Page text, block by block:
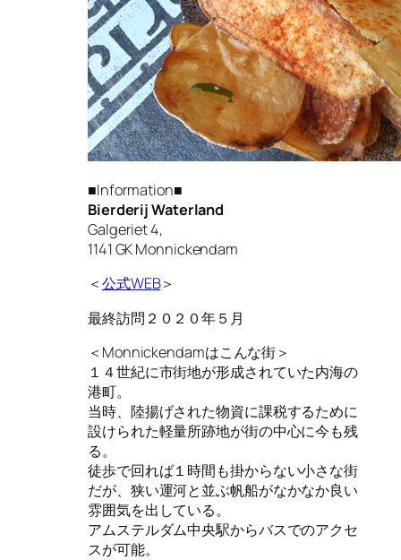
■Information■
Bierderij Waterland
Galgeriet 4,
1141 GK Monnickendam
＜公式WEB＞
最終訪問２０２０年５月
＜Monnickendamはこんな街＞
１４世紀に市街地が形成されていた内海の
港町。
当時、陸揚げされた物資に課税するために
設けられた軽量所跡地が街の中心に今も残
る。
徒歩で回れば１時間も掛からない小さな街
だが、狭い運河と並ぶ帆船がなかなか良い
雰囲気を出している。
アムステルダム中央駅からバスでのアクセ
スが可能。